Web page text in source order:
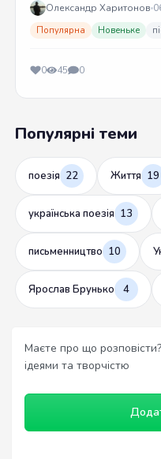
Олександр Харитонов
Популярна Новеньке
0 45 0
Популярні теми
поезія 22 Життя 19
українська поезія 13
письменництво 10
Ярослав Брунько 4
Маєте про що
ідеями та творчістю